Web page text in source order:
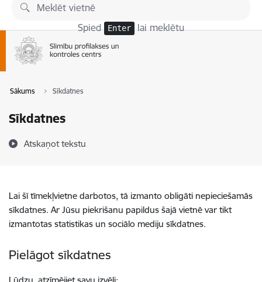
Pāriet uz lapas saturu
Spied Enter lai meklētu
Sākums Sīkdatnes
Sīkdatnes
Atskaņot tekstu
Lai šī tīmekļvietne darbotos, tā izmanto obligāti nepieciešamās
sīkdatnes. Ar Jūsu piekrišanu papildus šajā vietnē var tikt
izmantotas statistikas un sociālo mediju sīkdatnes.
Pielāgot sīkdatnes